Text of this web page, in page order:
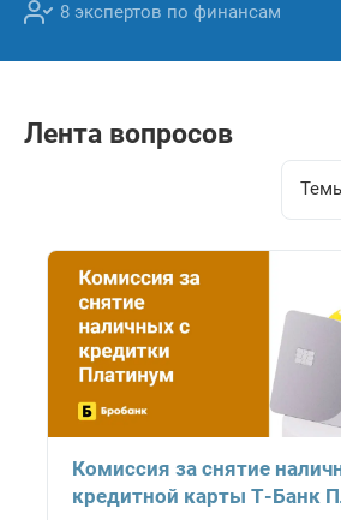
8 экспертов по финансам
Лента вопросов
Комиссия за снятие
кредитной карты Т-Банк